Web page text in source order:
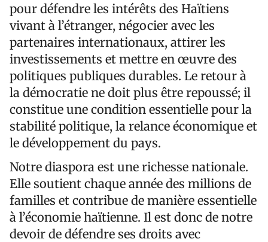
pour défendre les intérêts des Haïtiens
vivant à l’étranger, négocier avec les
partenaires internationaux, attirer les
investissements et mettre en œuvre des
politiques publiques durables. Le retour à
la démocratie ne doit plus être repoussé; il
constitue une condition essentielle pour la
stabilité politique, la relance économique et
le développement du pays.
Notre diaspora est une richesse nationale.
Elle soutient chaque année des millions de
familles et contribue de manière essentielle
à l’économie haïtienne. Il est donc de notre
devoir de défendre ses droits avec